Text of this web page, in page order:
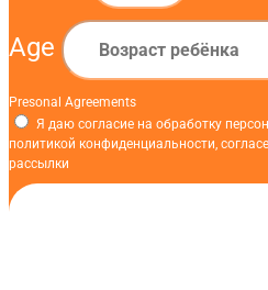
Age
Presonal Agreements
Я даю согласие на обработку
политикой конфиденциальности,
рассылки